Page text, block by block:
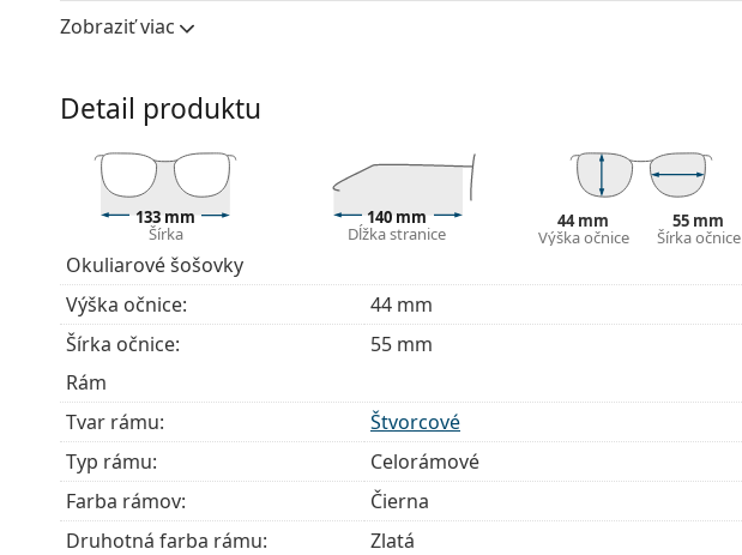
straníc. Svojím nápadným dizajnom vám pomôžu zvýrazniť a dotvoriť
patrí pevnosť, odolnosť, spoľahlivé uchytenie okuliarových šošoviek a
s vyššou optickou mohutnosťou.
Príslušenstvo
Okuliare dodávame s originálnym puzdrom. Farba puzdra a jeho
Handrička, ktorá je súčasťou balenia, je ideálna na čistenie a
modely môžu namiesto handričky obsahovať textilné vrecko.
Ide o zdravotnícku pomôcku. Pred použitím si prečítajte pokyny.
Zobraziť viac
Detail produktu
133 mm
Šírka
140 mm
Dĺžka stranice
44 mm
Výška očnice
55 mm
Šírka očnice
Okuliarové šošovky
Výška očnice:
44 mm
Šírka očnice:
55 mm
Rám
Tvar rámu:
Štvorcové
Typ rámu:
Celorámové
Farba rámov:
Čierna
Druhotná farba rámu:
Zlatá